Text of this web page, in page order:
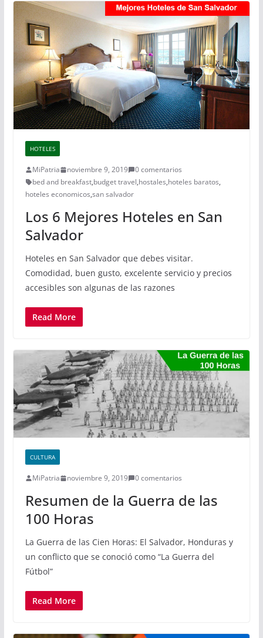
HOTELES
MiPatria noviembre 9, 2019
0 comentarios
bed and breakfast,budget travel,hostales,hoteles baratos,
hoteles economicos,san salvador
Los 6 Mejores Hoteles en San
Salvador
Hoteles en San Salvador que debes visitar.
Comodidad, buen gusto, excelente servicio y precios
accesibles son algunas de las razones
Read More
CULTURA
MiPatria noviembre 9, 2019 0 comentarios
Resumen de la Guerra de las
100 Horas
La Guerra de las Cien Horas: El Salvador, Honduras y
un conflicto que se conoció como “La Guerra del
Fútbol”
Read More